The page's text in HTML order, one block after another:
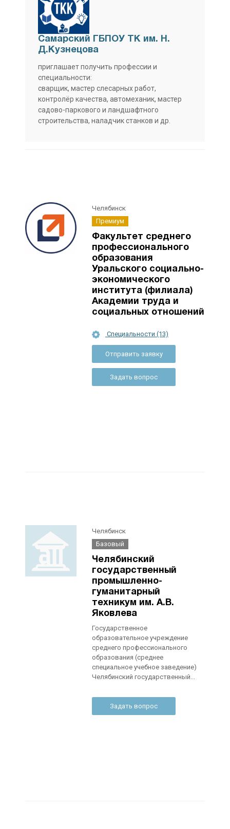
Самарский ГБПОУ ТК им. Н.
Д.Кузнецова
приглашает получить профессии и
специальности:
сварщик, мастер слесарных работ,
контролёр качества, автомеханик, мастер
садово-паркового и ландшафтного
строительства, наладчик станков и др.
Челябинск
Премиум
Факультет среднего
профессионального
образования
Уральского социально-
экономического
института (филиала)
Академии труда и
социальных отношений
Специальности (13)
Отправить заявку
Задать вопрос
Челябинск
Базовый
Челябинский
государственный
промышленно-
гуманитарный
техникум им. А.В.
Яковлева
Государственное
образовательное учреждение
среднего профессионального
образования (среднее
специальное учебное заведение)
Челябинский государственный...
Задать вопрос